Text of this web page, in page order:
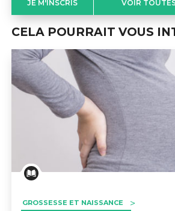
JE M'INSCRIS VOIR
CELA POURRAIT VOUS
GROSSESSE ET NAISSANCE